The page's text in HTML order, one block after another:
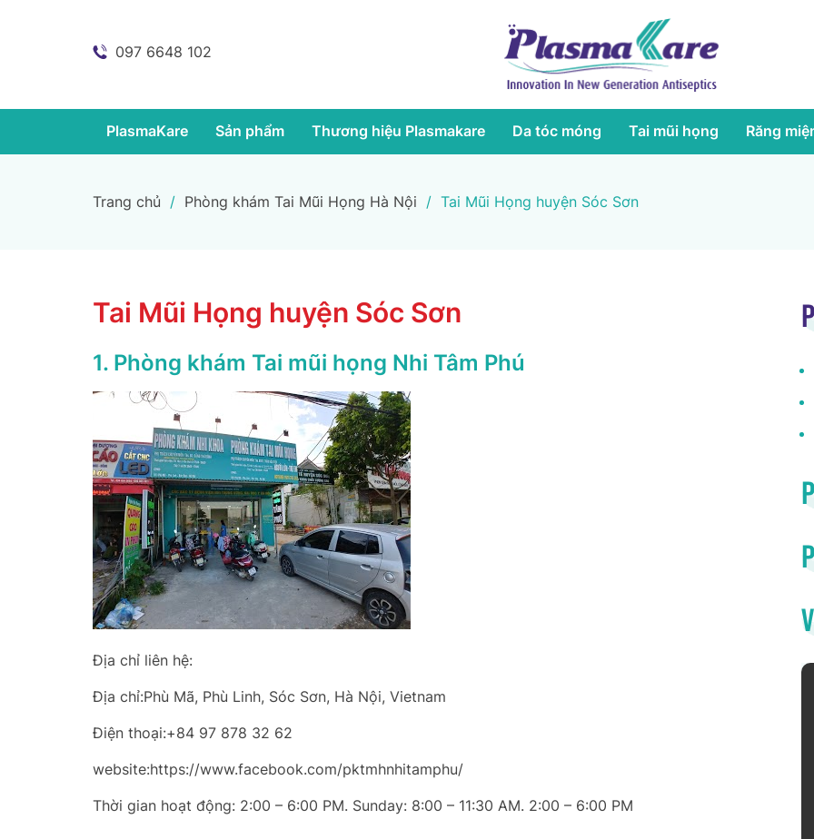
097 6648 102
PlasmaKare Sản phẩm Thương hiệu Plasmakare Da tóc móng Tai mũi họng Răng
Trang chủ / Phòng khám Tai Mũi Họng Hà Nội / Tai Mũi Họng huyện Sóc Sơn
Tai Mũi Họng huyện Sóc Sơn
1. Phòng khám Tai mũi họng Nhi Tâm Phú
Địa chỉ liên hệ:
Địa chỉ:Phù Mã, Phù Linh, Sóc Sơn, Hà Nội, Vietnam
Điện thoại:+84 97 878 32 62
website:https://www.facebook.com/pktmhnhitamphu/
Thời gian hoạt động: 2:00 – 6:00 PM. Sunday: 8:00 – 11:30 AM. 2:00 – 6:00 PM